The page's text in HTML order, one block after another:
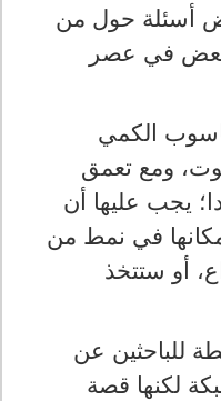
أسئلة حول من
في عصر
الكمي
ومع تعمق
يجب عليها أن
في نمط من
أو ستتخذ
للباحثين عن
لكنها قصة